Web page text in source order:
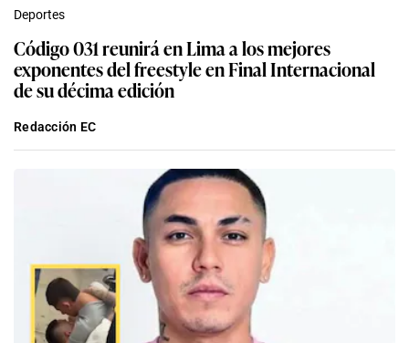
Deportes
Código 031 reunirá en Lima a los mejores
exponentes del freestyle en Final Internacional
de su décima edición
Redacción EC